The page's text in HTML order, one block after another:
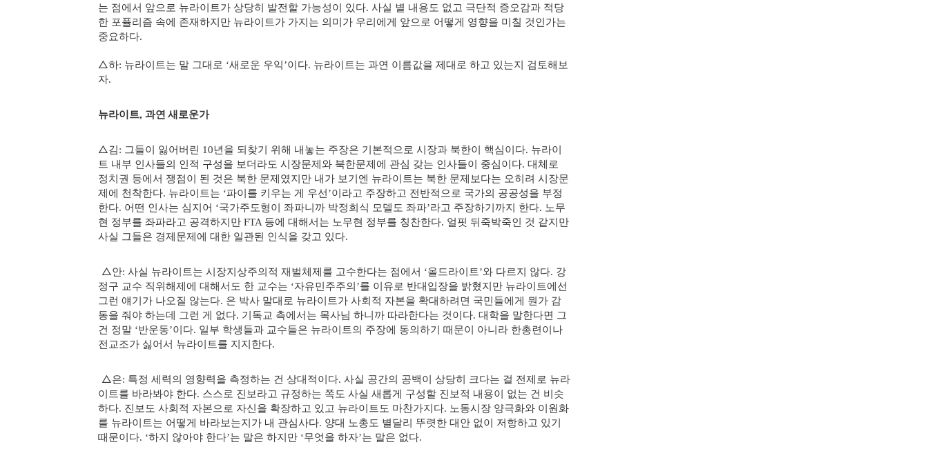
는 점에서 앞으로 뉴라이트가 상당히 발전할 가능성이 있다. 사실 별 내용도 없고 극단적 증오감과 적당
한 포퓰리즘 속에 존재하지만 뉴라이트가 가지는 의미가 우리에게 앞으로 어떻게 영향을 미칠 것인가는
중요하다.
△하: 뉴라이트는 말 그대로 ‘새로운 우익’이다. 뉴라이트는 과연 이름값을 제대로 하고 있는지 검토해보
자.
뉴라이트, 과연 새로운가
△김: 그들이 잃어버린 10년을 되찾기 위해 내놓는 주장은 기본적으로 시장과 북한이 핵심이다. 뉴라이
트 내부 인사들의 인적 구성을 보더라도 시장문제와 북한문제에 관심 갖는 인사들이 중심이다. 대체로
정치권 등에서 쟁점이 된 것은 북한 문제였지만 내가 보기엔 뉴라이트는 북한 문제보다는 오히려 시장문
제에 천착한다. 뉴라이트는 ‘파이를 키우는 게 우선’이라고 주장하고 전반적으로 국가의 공공성을 부정
한다. 어떤 인사는 심지어 ‘국가주도형이 좌파니까 박정희식 모델도 좌파’라고 주장하기까지 한다. 노무
현 정부를 좌파라고 공격하지만 FTA 등에 대해서는 노무현 정부를 칭찬한다. 얼핏 뒤죽박죽인 것 같지만
사실 그들은 경제문제에 대한 일관된 인식을 갖고 있다.
△안: 사실 뉴라이트는 시장지상주의적 재벌체제를 고수한다는 점에서 ‘올드라이트’와 다르지 않다. 강
정구 교수 직위해제에 대해서도 한 교수는 ‘자유민주주의’를 이유로 반대입장을 밝혔지만 뉴라이트에선
그런 얘기가 나오질 않는다. 은 박사 말대로 뉴라이트가 사회적 자본을 확대하려면 국민들에게 뭔가 감
동을 줘야 하는데 그런 게 없다. 기독교 측에서는 목사님 하니까 따라한다는 것이다. 대학을 말한다면 그
건 정말 ‘반운동’이다. 일부 학생들과 교수들은 뉴라이트의 주장에 동의하기 때문이 아니라 한총련이나
전교조가 싫어서 뉴라이트를 지지한다.
△은: 특정 세력의 영향력을 측정하는 건 상대적이다. 사실 공간의 공백이 상당히 크다는 걸 전제로 뉴라
이트를 바라봐야 한다. 스스로 진보라고 규정하는 쪽도 사실 새롭게 구성할 진보적 내용이 없는 건 비슷
하다. 진보도 사회적 자본으로 자신을 확장하고 있고 뉴라이트도 마찬가지다. 노동시장 양극화와 이원화
를 뉴라이트는 어떻게 바라보는지가 내 관심사다. 양대 노총도 별달리 뚜렷한 대안 없이 저항하고 있기
때문이다. ‘하지 않아야 한다’는 말은 하지만 ‘무엇을 하자’는 말은 없다.